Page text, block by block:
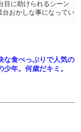
目に助けられるシーン
台おかしな事になってい
な食べっぷりで人気の
少年。何歳だキミ。